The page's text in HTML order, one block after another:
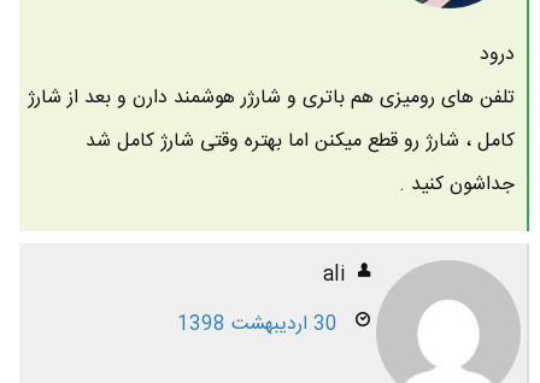
درود
تلفن های رومیزی هم باتری و شارژر هوشمند دارن و بعد از شارژ
کامل ، شارژ رو قطع میکنن اما بهتره وقتی شارژ کامل شد
جداشون کنید .
ali
30 اردیبهشت 1398